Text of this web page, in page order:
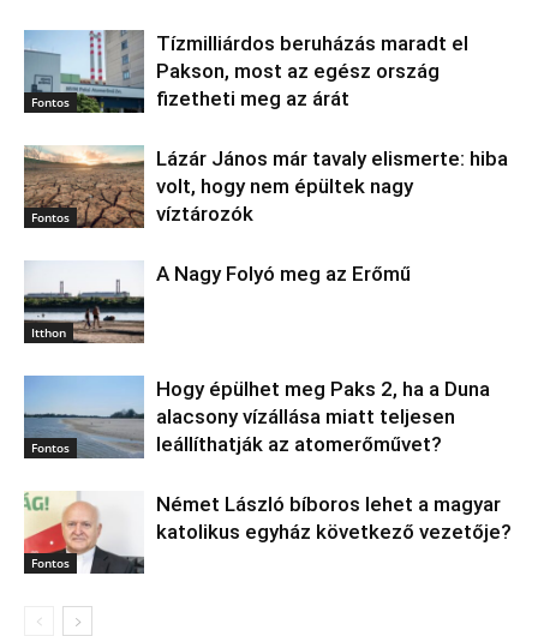
Fontos
Tízmilliárdos beruházás maradt el
Pakson, most az egész ország
fizetheti meg az árát
Fontos
Lázár János már tavaly elismerte: hiba
volt, hogy nem épültek nagy
víztározók
Itthon
A Nagy Folyó meg az Erőmű
Fontos
Hogy épülhet meg Paks 2, ha a Duna
alacsony vízállása miatt teljesen
leállíthatják az atomerőművet?
Fontos
Német László bíboros lehet a magyar
katolikus egyház következő vezetője?